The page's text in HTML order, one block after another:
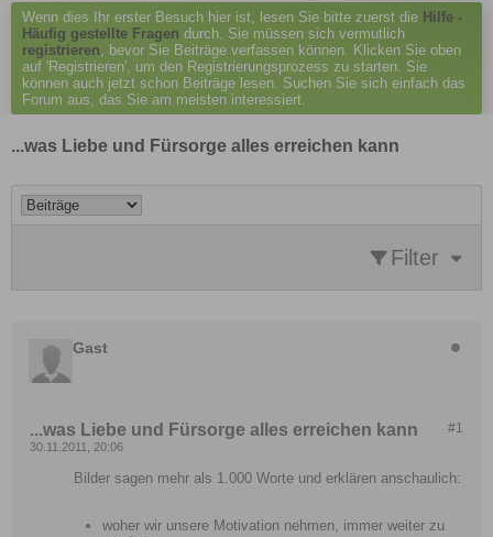
Wenn dies Ihr erster Besuch hier ist, lesen Sie bitte zuerst die Hilfe -
Häufig gestellte Fragen durch. Sie müssen sich vermutlich
registrieren, bevor Sie Beiträge verfassen können. Klicken Sie oben
auf 'Registrieren', um den Registrierungsprozess zu starten. Sie
können auch jetzt schon Beiträge lesen. Suchen Sie sich einfach das
Forum aus, das Sie am meisten interessiert.
...was Liebe und Fürsorge alles erreichen kann
Filter
Gast
#1
...was Liebe und Fürsorge alles erreichen kann
30.11.2011, 20:06
Bilder sagen mehr als 1.000 Worte und erklären anschaulich:
woher wir unsere Motivation nehmen, immer weiter zu